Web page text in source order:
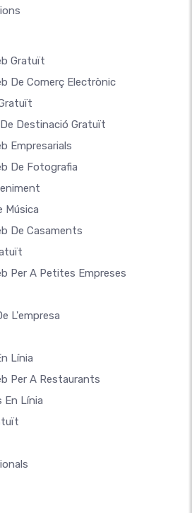
Gratuït
De Comerç Electrònic
Destinació Gratuït
Empresarials
De Fotografia
Música
De Casaments
Per A Petites Empreses
L'empresa
Línia
Per A Restaurants
En Línia